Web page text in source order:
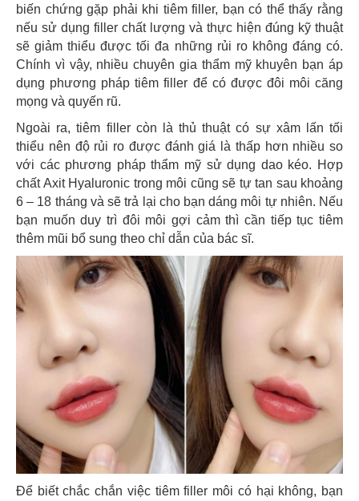
biến chứng gặp phải khi tiêm filler, bạn có thể thấy rằng
nếu sử dụng filler chất lượng và thực hiện đúng kỹ thuật
sẽ giảm thiểu được tối đa những rủi ro không đáng có.
Chính vì vậy, nhiều chuyên gia thẩm mỹ khuyên bạn áp
dụng phương pháp tiêm filler để có được đôi môi căng
mọng và quyến rũ.
Ngoài ra, tiêm filler còn là thủ thuật có sự xâm lấn tối
thiểu nên độ rủi ro được đánh giá là thấp hơn nhiều so
với các phương pháp thẩm mỹ sử dụng dao kéo. Hợp
chất Axit Hyaluronic trong môi cũng sẽ tự tan sau khoảng
6 – 18 tháng và sẽ trả lại cho bạn dáng môi tự nhiên. Nếu
bạn muốn duy trì đôi môi gợi cảm thì cần tiếp tục tiêm
thêm mũi bổ sung theo chỉ dẫn của bác sĩ.
Để biết chắc chắn việc tiêm filler môi có hại không, bạn